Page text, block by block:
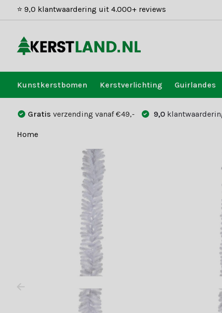
⭐ 9,0 klantwaardering uit 4.000+ reviews
Kunstkerstbomen Kerstverlichting Guirlandes
Gratis verzending vanaf €49,- 9,0
Home